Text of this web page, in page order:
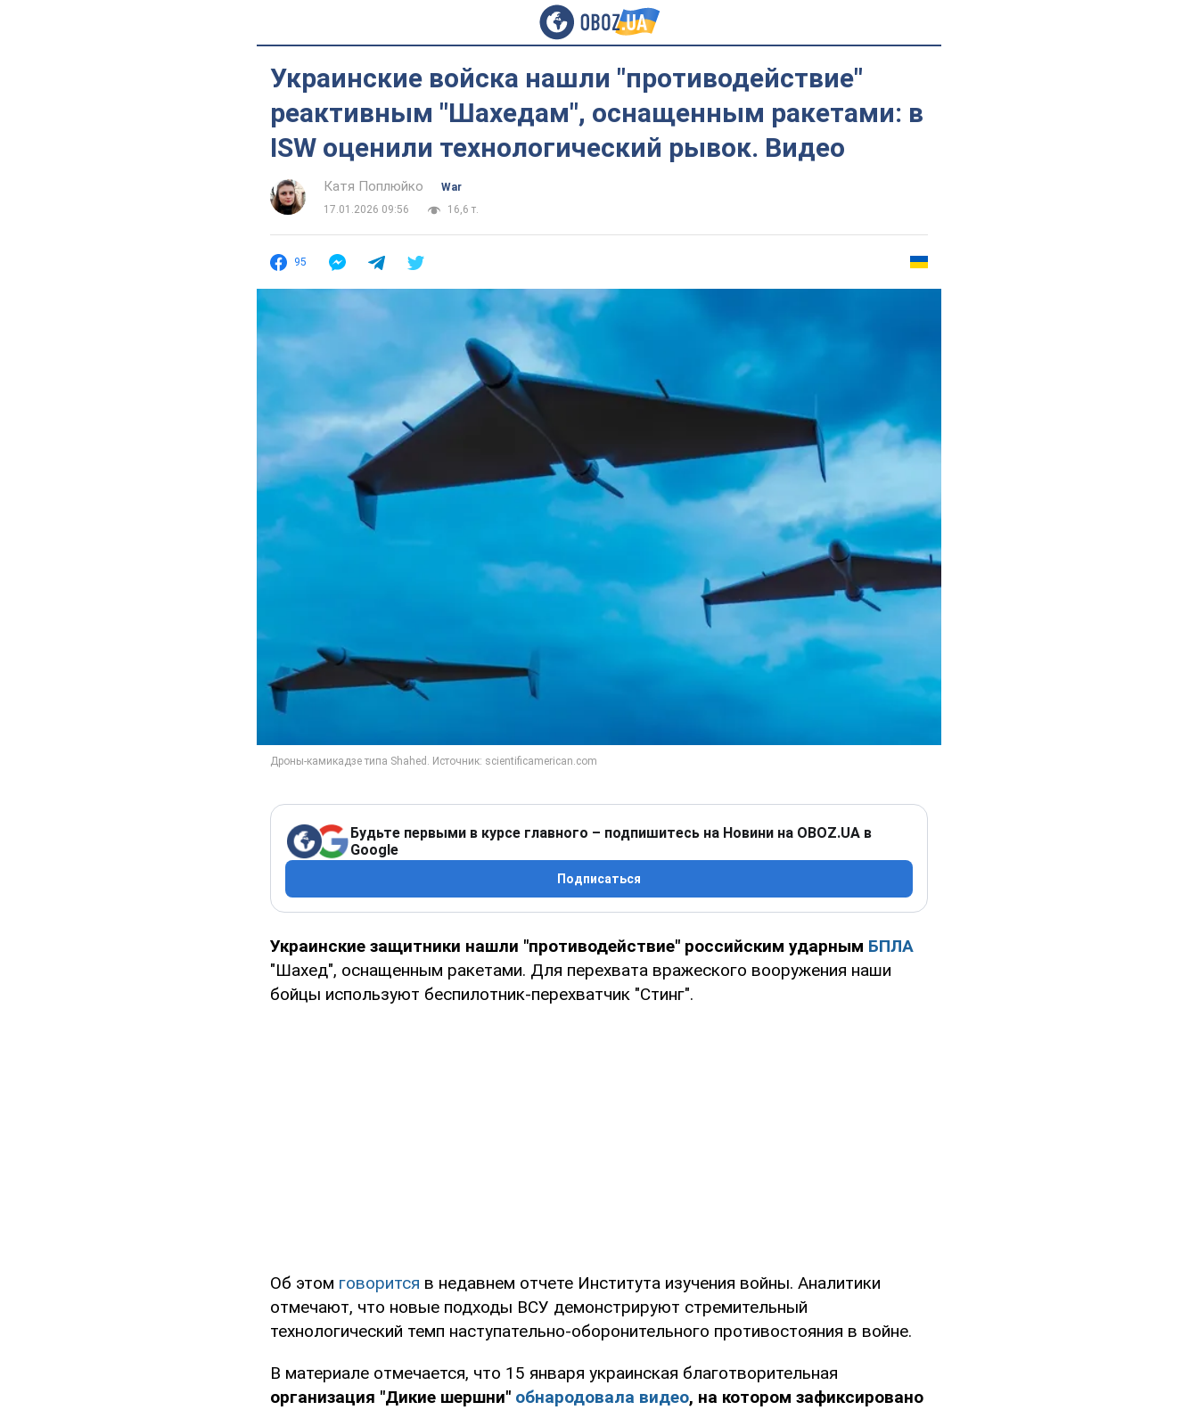
Украинские войска нашли "противодействие"
реактивным "Шахедам", оснащенным ракетами: в
ISW оценили технологический рывок. Видео
Катя Поплюйко
War
17.01.2026 09:56
16,6 т.
95
Будьте первыми в курсе главного – подпишитесь на Новини на OBOZ.UA в
Google
Подписаться
Украинские защитники нашли "противодействие" российским ударным БПЛА
"Шахед", оснащенным ракетами. Для перехвата вражеского вооружения наши
бойцы используют беспилотник-перехватчик "Стинг".
Об этом говорится в недавнем отчете Института изучения войны. Аналитики
отмечают, что новые подходы ВСУ демонстрируют стремительный
технологический темп наступательно-оборонительного противостояния в войне.
В материале отмечается, что 15 января украинская благотворительная
организация "Дикие шершни" обнародовала видео, на котором зафиксировано